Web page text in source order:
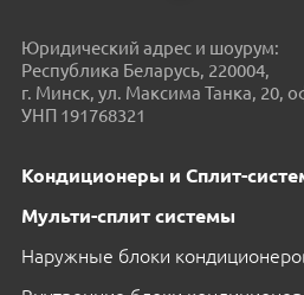
Юридический адрес и шоурум:
Республика Беларусь, 220004,
г. Минск, ул. Максима Танка, 20,
УНП 191768321
Кондиционеры и Сплит-
Мульти-сплит системы
Наружные блоки